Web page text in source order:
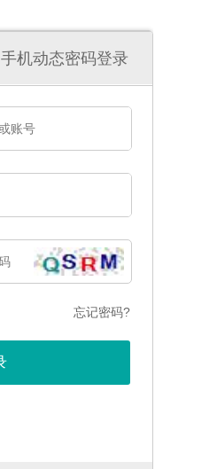
手机动态密码登录
忘记密码?